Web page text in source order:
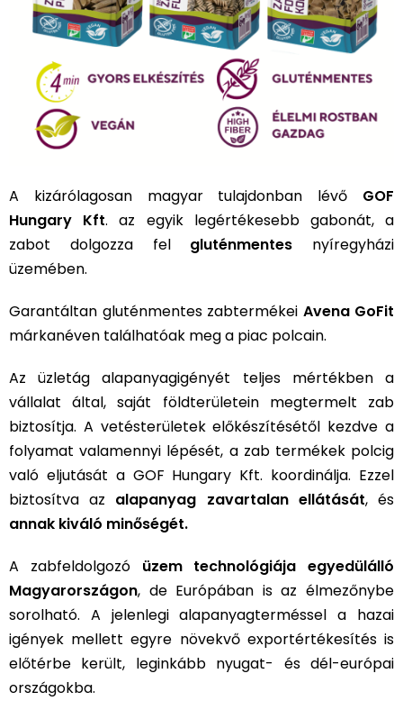
A kizárólagosan magyar tulajdonban lévő GOF
Hungary Kft. az egyik legértékesebb gabonát, a
zabot dolgozza fel gluténmentes nyíregyházi
üzemében.
Garantáltan gluténmentes zabtermékei Avena GoFit
márkanéven találhatóak meg a piac polcain.
Az üzletág alapanyagigényét teljes mértékben a
vállalat által, saját földterületein megtermelt zab
biztosítja. A vetésterületek előkészítésétől kezdve a
folyamat valamennyi lépését, a zab termékek polcig
való eljutását a GOF Hungary Kft. koordinálja. Ezzel
biztosítva az alapanyag zavartalan ellátását, és
annak kiváló minőségét.
A zabfeldolgozó üzem technológiája egyedülálló
Magyarországon, de Európában is az élmezőnybe
sorolható. A jelenlegi alapanyagterméssel a hazai
igények mellett egyre növekvő exportértékesítés is
előtérbe került, leginkább nyugat- és dél-európai
országokba.